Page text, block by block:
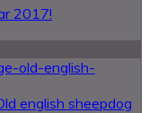
2017!
english sheepdog